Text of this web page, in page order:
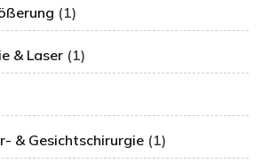
(1)
& Laser (1)
& Gesichtschirurgie (1)